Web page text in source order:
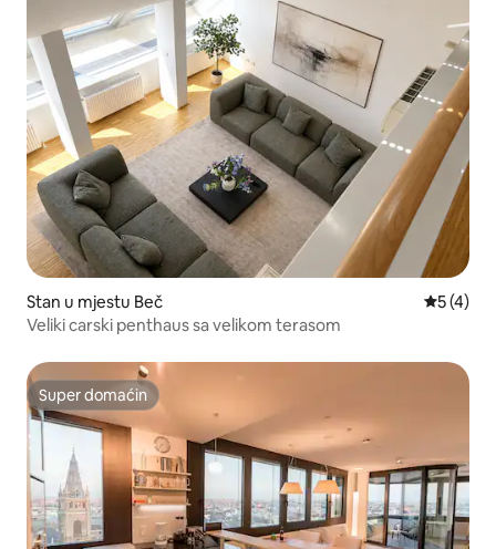
Stan u mjestu Beč
5 (4)
Veliki carski penthaus sa velikom terasom
Super domaćin
Super domaćin